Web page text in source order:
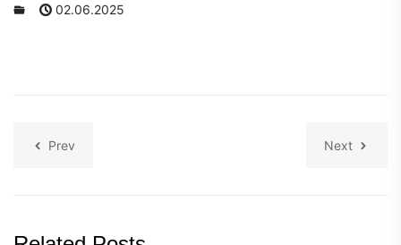
02.06.2025
Prev Next